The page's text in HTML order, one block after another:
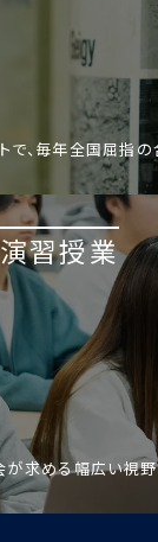
、毎年全国屈指の
習授業
求める幅広い視